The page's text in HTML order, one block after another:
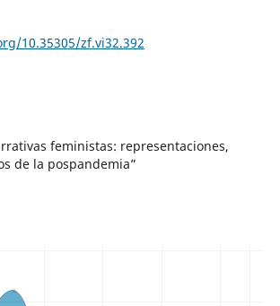
10.35305/zf.vi32.392
feministas: representaciones,
de la pospandemia”